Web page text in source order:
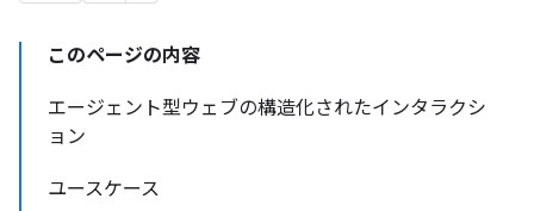
このページの内容
エージェント型ウェブの構造化されたインタラクシ
ョン
ユースケース